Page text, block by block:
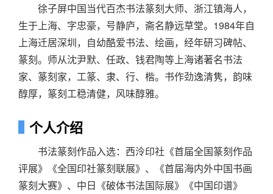
徐子屏中国当代百杰书法篆刻大师、浙江镇海人，
生于上海、字忠豪，号静庐，斋名静远草堂。1984年自
上海迁居深圳，自幼酷爱书法、绘画，经年研习碑帖、
篆刻。师从沈尹默、任政、钱君陶等上海诸著名书法
家、篆刻家，工篆、隶、行、楷。书作劲逸清隽，韵味
醇厚，篆刻工稳清健，风味醇雅。
个人介绍
书法篆刻作品入选：西泠印社《首届全国篆刻作品
评展》《全国印社篆刻联展》、《首届海内外中国书画
篆刻大赛》、中日《破体书法国际展》《中国印谱》